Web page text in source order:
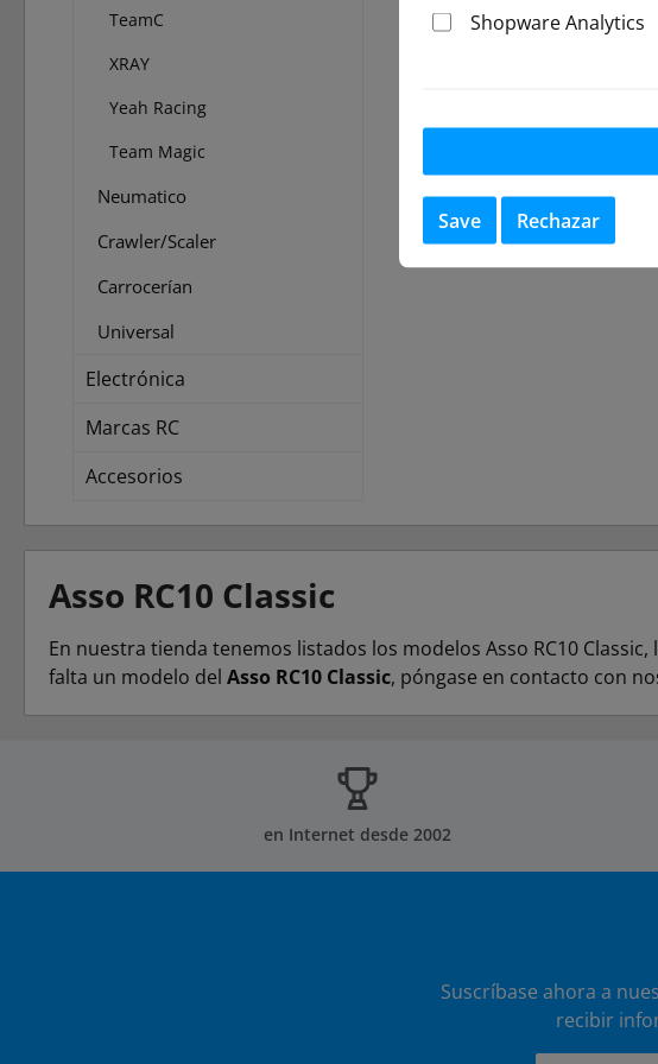
TeamC
XRAY
Yeah Racing
Team Magic
Neumatico
Crawler/Scaler
Carrocerían
Universal
Electrónica
Marcas RC
Accesorios
Asso RC10 Classic
En nuestra tienda tenemos listados los modelos Asso RC10
falta un modelo del Asso RC10 Classic, póngase en contacto con
en Internet desde 2002
Suscríbase ahora a
recibir
Shopware Analytics
Save Rechazar